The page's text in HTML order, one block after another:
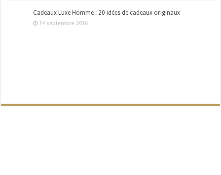
Cadeaux Luxe Homme : 20 idées de cadeaux originaux
14 septembre 2016